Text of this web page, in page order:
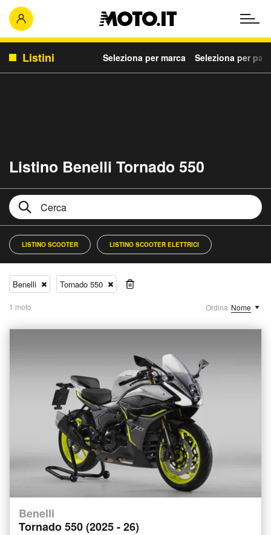
Listini Seleziona per marca Seleziona per
Listino Benelli Tornado 550
LISTINO SCOOTER LISTINO SCOOTER ELETTRICI
Benelli Tornado 550
1 moto Ordina Nome
Benelli
Tornado 550 (2025 - 26)